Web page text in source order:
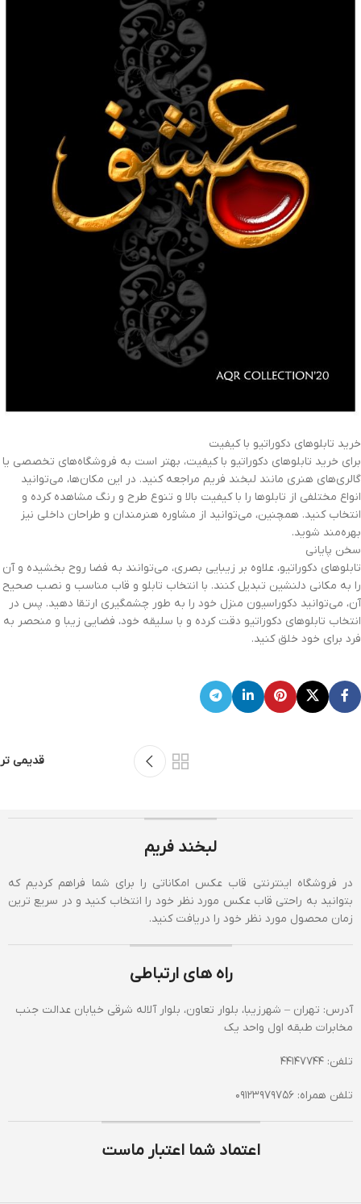
خرید تابلوهای دکوراتیو با کیفیت
برای خرید تابلوهای دکوراتیو با کیفیت، بهتر است به فروشگاه‌های تخصصی یا
گالری‌های هنری مانند لبخند فریم مراجعه کنید. در این مکان‌ها، می‌توانید
انواع مختلفی از تابلوها را با کیفیت بالا و تنوع طرح و رنگ مشاهده کرده و
انتخاب کنید. همچنین، می‌توانید از مشاوره هنرمندان و طراحان داخلی نیز
بهره‌مند شوید.
سخن پایانی
تابلوهای دکوراتیو، علاوه بر زیبایی بصری، می‌توانند به فضا روح بخشیده و آن
را به مکانی دلنشین تبدیل کنند. با انتخاب تابلو و قاب مناسب و نصب صحیح
آن، می‌توانید دکوراسیون منزل خود را به طور چشمگیری ارتقا دهید. پس در
انتخاب تابلوهای دکوراتیو دقت کرده و با سلیقه خود، فضایی زیبا و منحصر به
فرد برای خود خلق کنید.
قدیمی تر
لبخند فریم
در فروشگاه اینترنتی قاب عکس امکاناتی را برای شما فراهم کردیم که
بتوانید به راحتی قاب عکس مورد نظر خود را انتخاب کنید و در سریع ترین
زمان محصول مورد نظر خود را دریافت کنید.
راه های ارتباطی
آدرس: تهران – شهرزیبا، بلوار تعاون، بلوار آلاله شرقی خیابان عدالت جنب
مخابرات طبقه اول واحد یک
تلفن: 44147744
تلفن همراه: 09123979756
اعتماد شما اعتبار ماست